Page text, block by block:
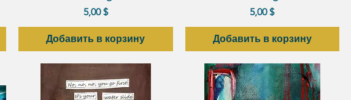
Цена
5,00 $
Добавить в корзину
Цена
5,00 $
Добавить в корзину